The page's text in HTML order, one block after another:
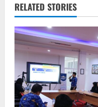
v
i
g
a
t
RELATED STORIES